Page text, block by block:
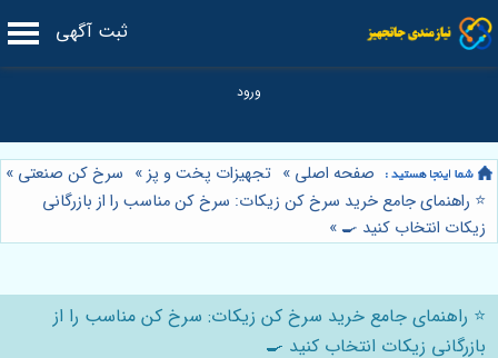
ثبت آگهی
صفحه اصلی » تجهیزات پخت و پز» سرخ کن صنعتی »
⭐️ راهنمای جامع خرید سرخ کن زیکات: سرخ کن مناسب را از بازرگانی
زیکات انتخاب کنید 🍳 »
⭐️ راهنمای جامع خرید سرخ کن زیکات: سرخ کن مناسب را از
بازرگانی زیکات انتخاب کنید 🍳